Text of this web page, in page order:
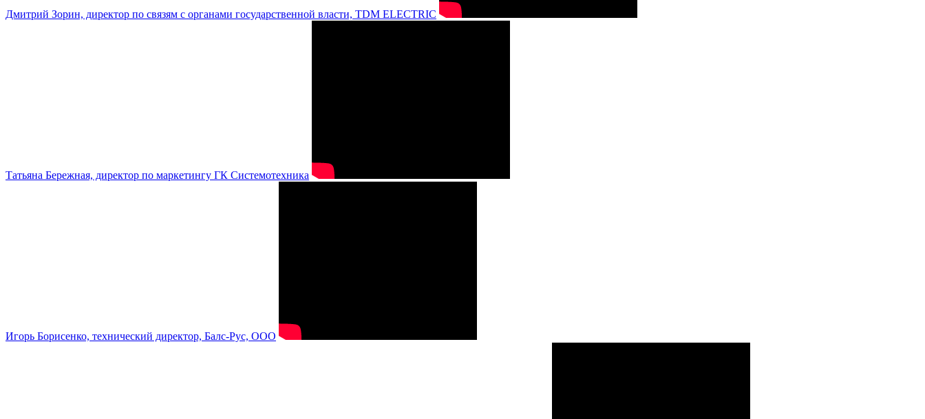
Дмитрий Зорин, директор по связям с органами государственной власти, TDM ELECTRIC
Татьяна Бережная, директор по маркетингу ГК Системотехника
Игорь Борисенко, технический директор, Балс-Рус, ООО